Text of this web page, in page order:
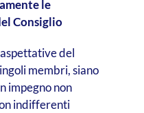
le
Consiglio
del
membri, siano
impegno non
indifferenti